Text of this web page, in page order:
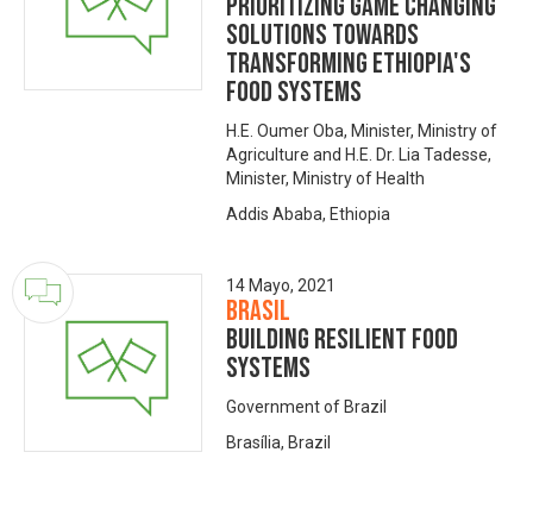
Solutions Towards
Transforming Ethiopia's
Food Systems
H.E. Oumer Oba, Minister, Ministry of
Agriculture and H.E. Dr. Lia Tadesse,
Minister, Ministry of Health
Addis Ababa, Ethiopia
14 Mayo, 2021
Brasil
Building Resilient Food
Systems
Government of Brazil
Brasília, Brazil